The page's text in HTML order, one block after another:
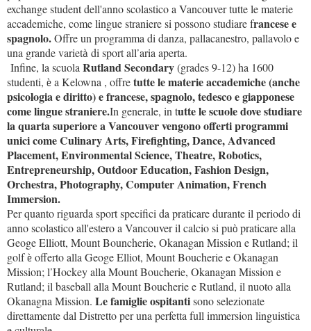
exchange student dell'anno scolastico a Vancouver tutte le materie
accademiche, come lingue straniere si possono studiare francese e
spagnolo.Offre un programma di danza, pallacanestro, pallavolo e
una grande varietà di sport all’aria aperta.
Infine, la scuola Rutland Secondary(grades 9-12) ha 1600
studenti, è a Kelowna , offretutte le materie accademiche (anche
psicologia e diritto) e francese, spagnolo, tedesco e giapponese
come lingue straniere.In generale, in tutte le scuole dove studiare
la quarta superiore a Vancouver vengono offerti programmi
unici come Culinary Arts, Firefighting, Dance, Advanced
Placement, Environmental Science, Theatre, Robotics,
Entrepreneurship, Outdoor Education, Fashion Design,
Orchestra, Photography, Computer Animation, French
Immersion.
Per quanto riguarda sport specifici da praticare durante il periodo di
anno scolastico all'estero a Vancouver il calcio si può praticare alla
Geoge Elliott, Mount Bouncherie, Okanagan Mission e Rutland; il
golfè offerto alla Geoge Elliot, Mount Boucherie e Okanagan
Mission; l’Hockey alla Mount Boucherie, Okanagan Mission e
Rutland; il baseball alla Mount Boucherie e Rutland, il nuoto alla
Okanagna Mission. Le famiglie ospitantisono selezionate
direttamente dal Distretto per una perfetta full immersion linguistica